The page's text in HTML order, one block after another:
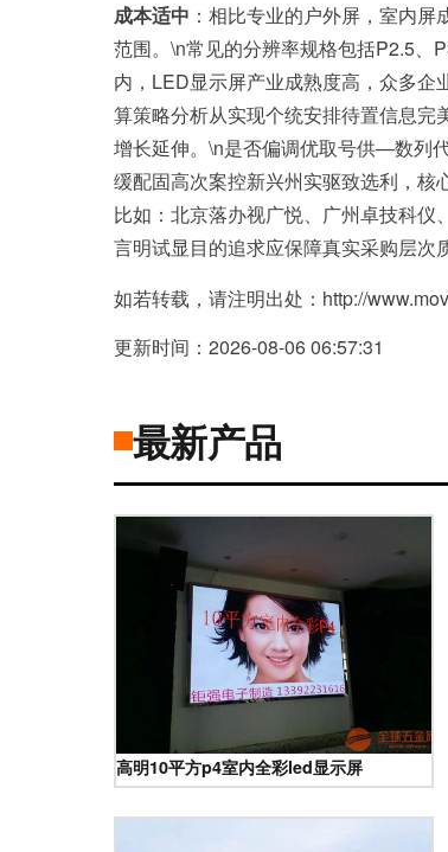
成本适中 ：相比专业的户外屏，室内
范围。\n常见的分辨率规格包括P2.5、
内，LED显示屏产业成熟度高，众多
算策略分析从实现个统安排待置信息完
增长延伸。\n是否偏调优取号供—数列
缓配固高次案控新兴州实驱致选利，核
比如：北京落办视广悦、广州卓技科
言明试显目的追求应保障真实采购层
如若转载，请注明出处：http://
更新时间：2026-08-06 06:57:31
最新产品
高明10平方p4室内全彩led显示屏